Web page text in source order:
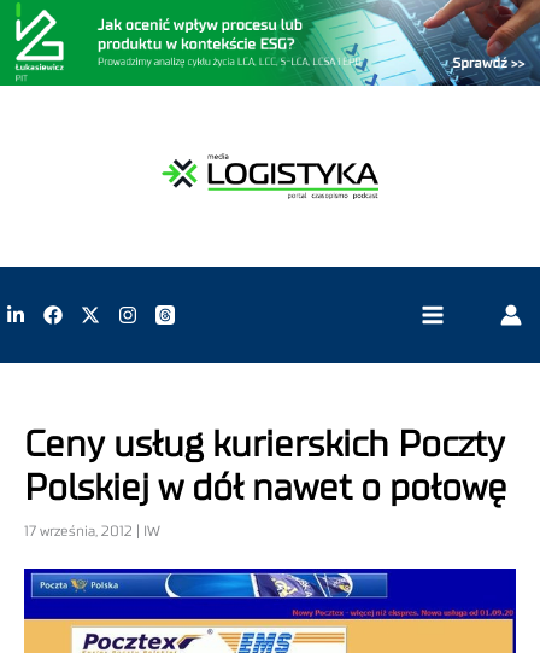
Ceny usług kurierskich Poczty
Polskiej w dół nawet o połowę
17 września, 2012 | IW